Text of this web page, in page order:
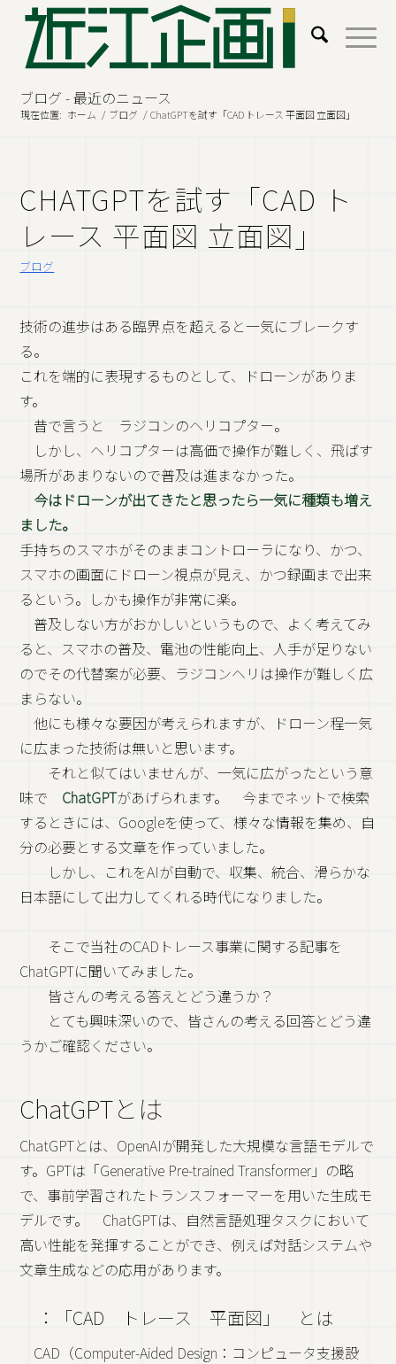
ブログ - 最近のニュース
現在位置: ホーム / ブログ / ChatGPTを試す「CAD トレース 平面図 立面図」
CHATGPTを試す「CAD ト
レース 平面図 立面図」
ブログ
技術の進歩はある臨界点を超えると一気にブレークす
る。
これを端的に表現するものとして、ドローンがありま
す。
昔で言うと ラジコンのヘリコプター。
しかし、ヘリコプターは高価で操作が難しく、飛ばす
場所があまりないので普及は進まなかった。
今はドローンが出てきたと思ったら一気に種類も増え
ました。
手持ちのスマホがそのままコントローラになり、かつ、
スマホの画面にドローン視点が見え、かつ録画まで出来
るという。しかも操作が非常に楽。
普及しない方がおかしいというもので、よく考えてみ
ると、スマホの普及、電池の性能向上、人手が足りない
のでその代替案が必要、ラジコンヘリは操作が難しく広
まらない。
他にも様々な要因が考えられますが、ドローン程一気
に広まった技術は無いと思います。
それと似てはいませんが、一気に広がったという意
味で ChatGPTがあげられます。 今までネットで検索
するときには、Googleを使って、様々な情報を集め、自
分の必要とする文章を作っていました。
しかし、これをAIが自動で、収集、統合、滑らかな
日本語にして出力してくれる時代になりました。
そこで当社のCADトレース事業に関する記事を
ChatGPTに聞いてみました。
皆さんの考える答えとどう違うか？
とても興味深いので、皆さんの考える回答とどう違
うかご確認ください。
ChatGPTとは
ChatGPTとは、OpenAIが開発した大規模な言語モデルで
す。GPTは「Generative Pre-trained Transformer」の略
で、事前学習されたトランスフォーマーを用いた生成モ
デルです。 ChatGPTは、自然言語処理タスクにおいて
高い性能を発揮することができ、例えば対話システムや
文章生成などの応用があります。
：「CAD トレース 平面図」 とは
CAD（Computer-Aided Design：コンピュータ支援設